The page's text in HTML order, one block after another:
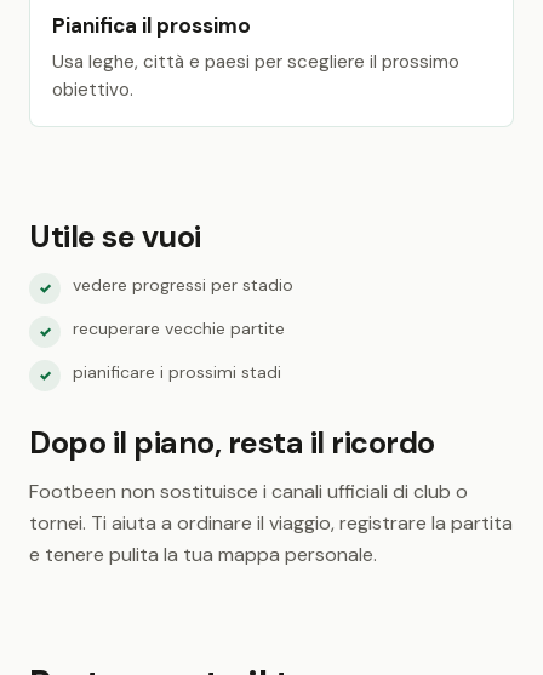
Pianifica il prossimo
Usa leghe, città e paesi per scegliere il prossimo
obiettivo.
Utile se vuoi
✓ vedere progressi per stadio
✓ recuperare vecchie partite
✓ pianificare i prossimi stadi
Dopo il piano, resta il ricordo
Footbeen non sostituisce i canali ufficiali di club o
tornei. Ti aiuta a ordinare il viaggio, registrare la partita
e tenere pulita la tua mappa personale.